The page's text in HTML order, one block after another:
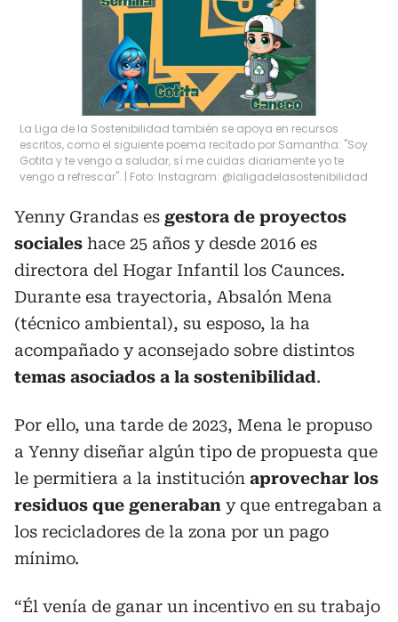
La Liga de la Sostenibilidad también se apoya en recursos
escritos, como el siguiente poema recitado por Samantha: "Soy
Gotita y te vengo a saludar, sí me cuidas diariamente yo te
vengo a refrescar". | Foto: Instagram: @laligadelasostenibilidad
Yenny Grandas es gestora de proyectos
sociales hace 25 años y desde 2016 es
directora del Hogar Infantil los Caunces.
Durante esa trayectoria, Absalón Mena
(técnico ambiental), su esposo, la ha
acompañado y aconsejado sobre distintos
temas asociados a la sostenibilidad.
Por ello, una tarde de 2023, Mena le propuso
a Yenny diseñar algún tipo de propuesta que
le permitiera a la institución aprovechar los
residuos que generaban y que entregaban a
los recicladores de la zona por un pago
mínimo.
“Él venía de ganar un incentivo en su trabajo